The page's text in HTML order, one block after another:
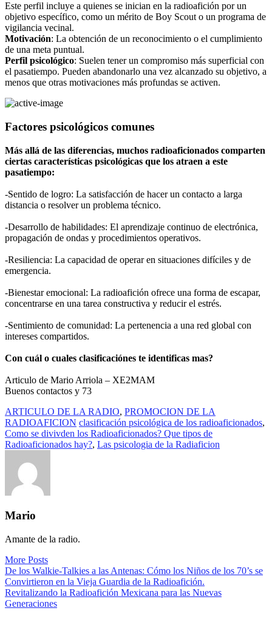
Este perfil incluye a quienes se inician en la radioafición por un
objetivo específico, como un mérito de Boy Scout o un programa de
vigilancia vecinal.
Motivación: La obtención de un reconocimiento o el cumplimiento
de una meta puntual.
Perfil psicológico: Suelen tener un compromiso más superficial con
el pasatiempo. Pueden abandonarlo una vez alcanzado su objetivo, a
menos que otras motivaciones más profundas se activen.
Factores psicológicos comunes
Más allá de las diferencias, muchos radioaficionados comparten
ciertas características psicológicas que los atraen a este
pasatiempo:
-Sentido de logro: La satisfacción de hacer un contacto a larga
distancia o resolver un problema técnico.
-Desarrollo de habilidades: El aprendizaje continuo de electrónica,
propagación de ondas y procedimientos operativos.
-Resiliencia: La capacidad de operar en situaciones difíciles y de
emergencia.
-Bienestar emocional: La radioafición ofrece una forma de escapar,
concentrarse en una tarea constructiva y reducir el estrés.
-Sentimiento de comunidad: La pertenencia a una red global con
intereses compartidos.
Con cuál o cuales clasificaciónes te identificas mas?
Articulo de Mario Arriola – XE2MAM
Buenos contactos y 73
ARTICULO DE LA RADIO, PROMOCION DE LA
RADIOAFICION clasificación psicológica de los radioaficionados,
Como se divivden los Radioaficionados? Que tipos de
Radioaficionados hay?, Las psicologia de la Radiaficion
Mario
Amante de la radio.
More Posts
Navegación
de
entradas
De los Walkie-Talkies a las Antenas: Cómo los Niños de los 70’s se
Convirtieron en la Vieja Guardia de la Radioafición.
Revitalizando la Radioafición Mexicana para las Nuevas
Generaciones